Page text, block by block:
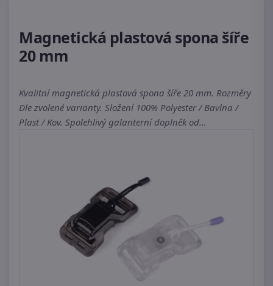
Magnetická plastová spona šíře
20 mm
Kvalitní magnetická plastová spona šíře 20 mm. Rozměry
Dle zvolené varianty. Složení 100% Polyester / Bavlna /
Plast / Kov. Spolehlivý galanterní doplněk od…